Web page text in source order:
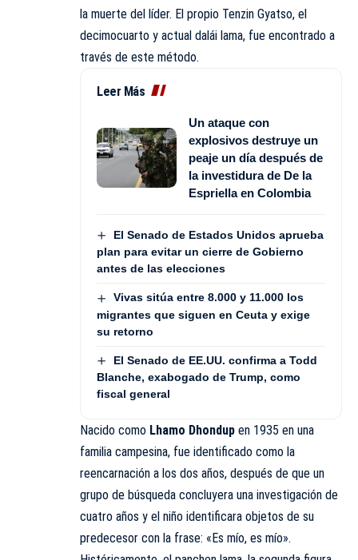
la muerte del líder. El propio Tenzin Gyatso, el
decimocuarto y actual dalái lama, fue encontrado a
través de este método.
Leer Más
Un ataque con
explosivos destruye un
peaje un día después de
la investidura de De la
Espriella en Colombia
El Senado de Estados Unidos aprueba
plan para evitar un cierre de Gobierno
antes de las elecciones
Vivas sitúa entre 8.000 y 11.000 los
migrantes que siguen en Ceuta y exige
su retorno
El Senado de EE.UU. confirma a Todd
Blanche, exabogado de Trump, como
fiscal general
Nacido como Lhamo Dhondup en 1935 en una
familia campesina, fue identificado como la
reencarnación a los dos años, después de que un
grupo de búsqueda concluyera una investigación de
cuatro años y el niño identificara objetos de su
predecesor con la frase: «Es mío, es mío».